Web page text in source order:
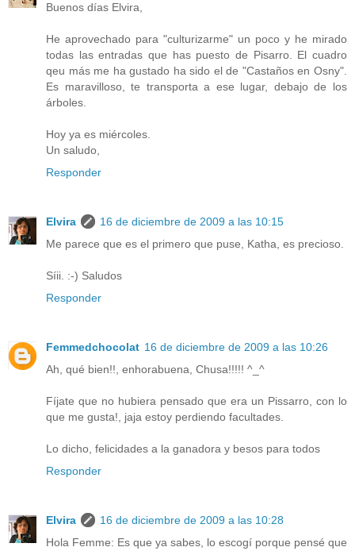
Buenos días Elvira,
He aprovechado para "culturizarme" un poco y he mirado
todas las entradas que has puesto de Pisarro. El cuadro
qeu más me ha gustado ha sido el de "Castaños en Osny".
Es maravilloso, te transporta a ese lugar, debajo de los
árboles.
Hoy ya es miércoles.
Un saludo,
Responder
Elvira
16 de diciembre de 2009 a las 10:15
Me parece que es el primero que puse, Katha, es precioso.
Síii. :-) Saludos
Responder
Femmedchocolat 16 de diciembre de 2009 a las 10:26
Ah, qué bien!!, enhorabuena, Chusa!!!!! ^_^
Fíjate que no hubiera pensado que era un Pissarro, con lo
que me gusta!, jaja estoy perdiendo facultades.
Lo dicho, felicidades a la ganadora y besos para todos
Responder
Elvira
16 de diciembre de 2009 a las 10:28
Hola Femme: Es que ya sabes, lo escogí porque pensé que